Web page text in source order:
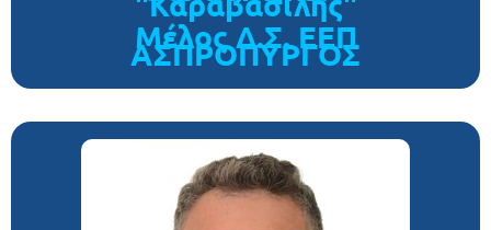
Μέλος Δ.Σ. ΕΕΠ
ΑΣΠΡΟΠΥΡΓΟΣ